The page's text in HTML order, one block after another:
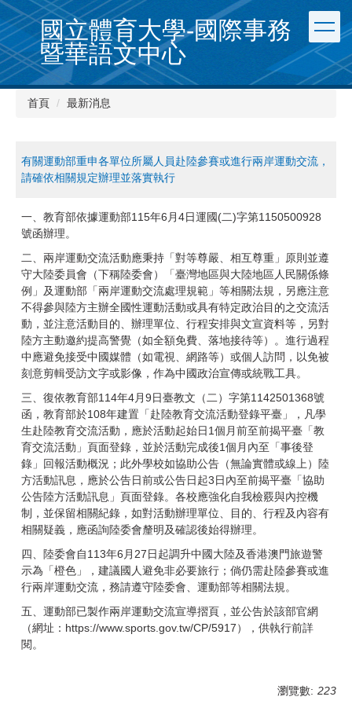
跳
到
主
要
內
國立體育大學-國際事務
暨華語文中心
首頁 最新消息
有關運動部重申各單位所屬人員赴陸參賽或進行兩岸運動交流，
請確依相關規定辦理並落實執行
一、教育部依據運動部115年6月4日運國(二)字第1150500928
號函辦理。
二、兩岸運動交流活動應秉持「對等尊嚴、相互尊重」原則並遵
守大陸委員會（下稱陸委會）「臺灣地區與大陸地區人民關係條
例」及運動部「兩岸運動交流處理規範」等相關法規，另應注意
不得參與陸方主辦全國性運動活動或具有特定政治目的之交流活
動，並注意活動目的、辦理單位、行程安排與文宣資料等，另對
陸方主動邀約提高警覺（如全額免費、落地接待等）。進行過程
中應避免接受中國媒體（如電視、網路等）或個人訪問，以免被
刻意剪輯受訪文字或影像，作為中國政治宣傳或統戰工具。
三、復依教育部114年4月9日臺教文（二）字第1142501368號
函，教育部於108年建置「赴陸教育交流活動登錄平臺」，凡學
生赴陸教育交流活動，應於活動起始日1個月前至前揭平臺「教
育交流活動」頁面登錄，並於活動完成後1個月內至「事後登
錄」回報活動概況；此外學校如協助公告（無論實體或線上）陸
方活動訊息，應於公告日前或公告日起3日內至前揭平臺「協助
公告陸方活動訊息」頁面登錄。各校應強化自我檢覈與內控機
制，並保留相關紀錄，如對活動辦理單位、目的、行程及內容有
相關疑義，應函詢陸委會釐明及確認後始得辦理。
四、陸委會自113年6月27日起調升中國大陸及香港澳門旅遊警
示為「橙色」，建議國人避免非必要旅行；倘仍需赴陸參賽或進
行兩岸運動交流，務請遵守陸委會、運動部等相關法規。
五、運動部已製作兩岸運動交流宣導摺頁，並公告於該部官網
（網址： https://www.sports.gov.tw/CP/5917），供執行前詳
閱。
瀏覽數: 223